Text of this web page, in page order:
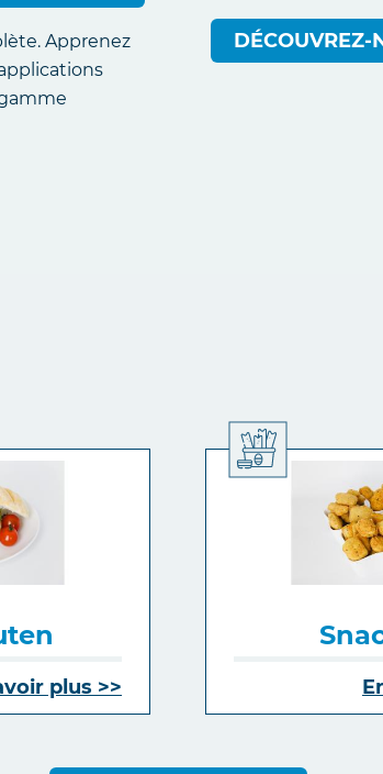
Apprenez
DÉCOUVREZ-
plus